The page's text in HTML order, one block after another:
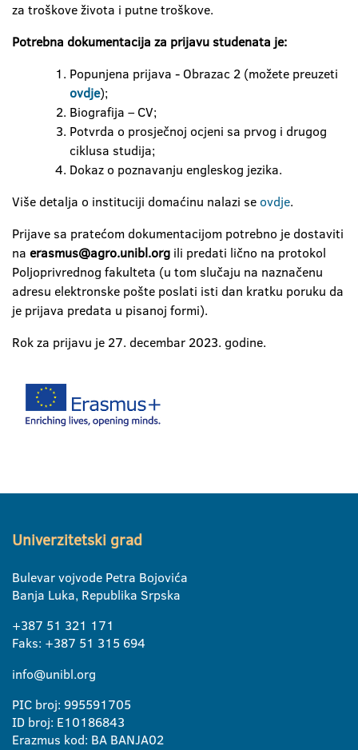
za troškove života i putne troškove.
Potrebna dokumentacija za prijavu studenata je:
Popunjena prijava - Obrazac 2 (možete preuzeti
ovdje);
Biografija – CV;
Potvrda o prosječnoj ocjeni sa prvog i drugog
ciklusa studija;
Dokaz o poznavanju engleskog jezika.
Više detalja o instituciji domaćinu nalazi se ovdje.
Prijave sa pratećom dokumentacijom potrebno je dostaviti
na erasmus@agro.unibl.org ili predati lično na protokol
Poljoprivrednog fakulteta (u tom slučaju na naznačenu
adresu elektronske pošte poslati isti dan kratku poruku da
je prijava predata u pisanoj formi).
Rok za prijavu je 27. decembar 2023. godine.
Univerzitetski grad
Bulevar vojvode Petra Bojovića
Banja Luka, Republika Srpska
+387 51 321 171
Faks: +387 51 315 694
info@unibl.org
PIC broj: 995591705
ID broj: E10186843
Erazmus kod: BA BANJA02